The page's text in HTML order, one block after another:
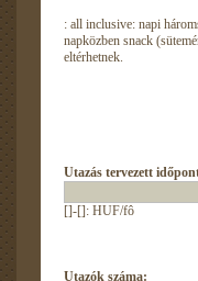
: all inclusive: napi
napközben snack
eltérhetnek.
Utazás tervezett
[]-[]: HUF/fô
Utazók száma: